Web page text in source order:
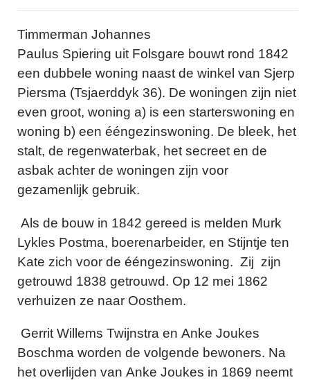
Timmerman Johannes
Paulus Spiering uit Folsgare bouwt rond 1842
een dubbele woning naast de winkel van Sjerp
Piersma (Tsjaerddyk 36). De woningen zijn niet
even groot, woning a) is een starterswoning en
woning b) een ééngezinswoning. De bleek, het
stalt, de regenwaterbak, het secreet en de
asbak achter de woningen zijn voor
gezamenlijk gebruik.
Als de bouw in 1842 gereed is melden Murk
Lykles Postma, boerenarbeider, en Stijntje ten
Kate zich voor de ééngezinswoning. Zij zijn
getrouwd 1838 getrouwd. Op 12 mei 1862
verhuizen ze naar Oosthem.
Gerrit Willems Twijnstra en Anke Joukes
Boschma worden de volgende bewoners. Na
het overlijden van Anke Joukes in 1869 neemt